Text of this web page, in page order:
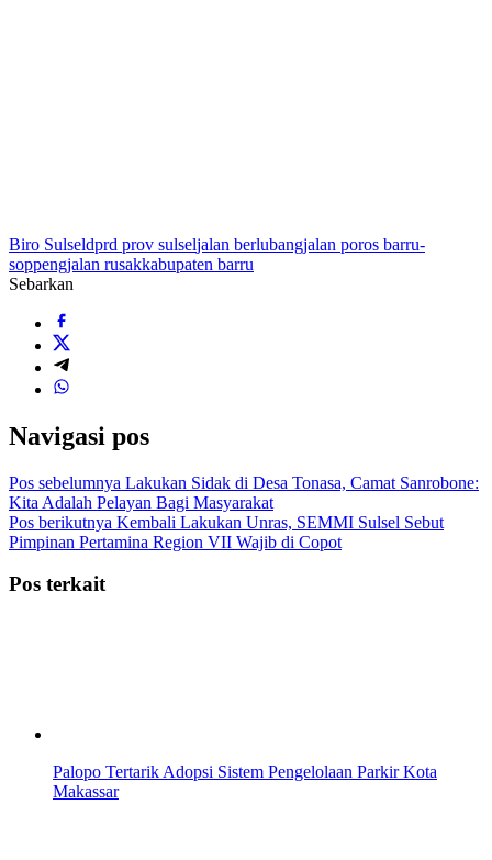
Biro Sulseldprd prov sulseljalan berlubangjalan poros barru-
soppengjalan rusakkabupaten barru
Sebarkan
Navigasi pos
Pos sebelumnya Lakukan Sidak di Desa Tonasa, Camat Sanrobone:
Kita Adalah Pelayan Bagi Masyarakat
Pos berikutnya Kembali Lakukan Unras, SEMMI Sulsel Sebut
Pimpinan Pertamina Region VII Wajib di Copot
Pos terkait
Palopo Tertarik Adopsi Sistem Pengelolaan Parkir Kota
Makassar